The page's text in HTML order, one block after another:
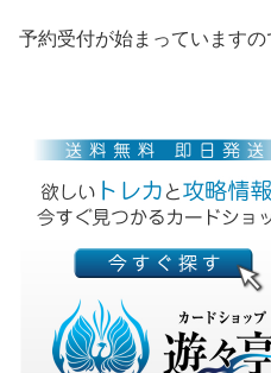
予約受付が始まっていますの